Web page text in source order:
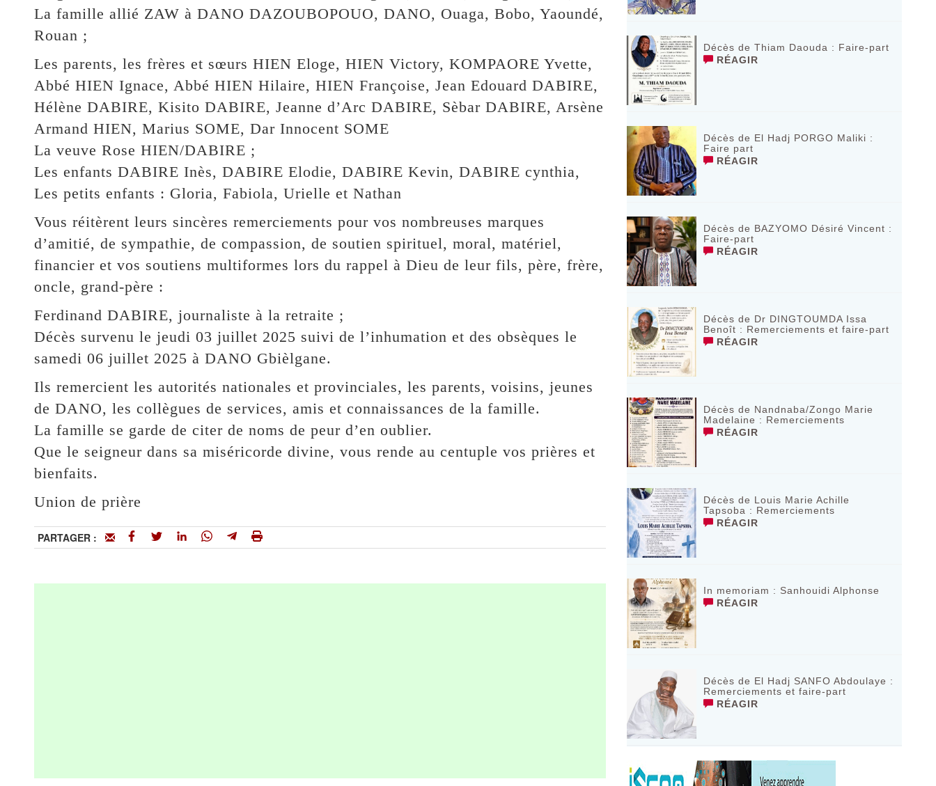
La famille allié ZAW à DANO DAZOUBOPOUO, DANO, Ouaga, Bobo, Yaoundé,
Rouan ;
Les parents, les frères et sœurs HIEN Eloge, HIEN Victory, KOMPAORE Yvette,
Abbé HIEN Ignace, Abbé HIEN Hilaire, HIEN Françoise, Jean Edouard DABIRE,
Hélène DABIRE, Kisito DABIRE, Jeanne d’Arc DABIRE, Sèbar DABIRE, Arsène
Armand HIEN, Marius SOME, Dar Innocent SOME
La veuve Rose HIEN/DABIRE ;
Les enfants DABIRE Inès, DABIRE Elodie, DABIRE Kevin, DABIRE cynthia,
Les petits enfants : Gloria, Fabiola, Urielle et Nathan
Vous réitèrent leurs sincères remerciements pour vos nombreuses marques
d’amitié, de sympathie, de compassion, de soutien spirituel, moral, matériel,
financier et vos soutiens multiformes lors du rappel à Dieu de leur fils, père, frère,
oncle, grand-père :
Ferdinand DABIRE, journaliste à la retraite ;
Décès survenu le jeudi 03 juillet 2025 suivi de l’inhumation et des obsèques le
samedi 06 juillet 2025 à DANO Gbièlgane.
Ils remercient les autorités nationales et provinciales, les parents, voisins, jeunes
de DANO, les collègues de services, amis et connaissances de la famille.
La famille se garde de citer de noms de peur d’en oublier.
Que le seigneur dans sa miséricorde divine, vous rende au centuple vos prières et
bienfaits.
Union de prière
PARTAGER :
Décès de Thiam Daouda : Faire-part
RÉAGIR
Décès de El Hadj PORGO Maliki :
Faire part
RÉAGIR
Décès de BAZYOMO Désiré Vincent :
Faire-part
RÉAGIR
Décès de Dr DINGTOUMDA Issa
Benoît : Remerciements et faire-part
RÉAGIR
Décès de Nandnaba/Zongo Marie
Madelaine : Remerciements
RÉAGIR
Décès de Louis Marie Achille
Tapsoba : Remerciements
RÉAGIR
In memoriam : Sanhouidi Alphonse
RÉAGIR
Décès de El Hadj SANFO Abdoulaye :
Remerciements et faire-part
RÉAGIR